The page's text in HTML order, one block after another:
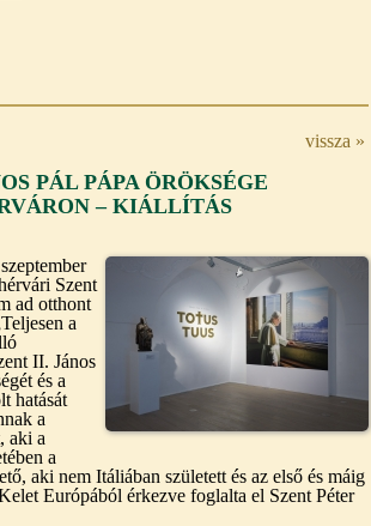
vissza »
PÁL PÁPA ÖRÖKSÉGE
– KIÁLLÍTÁS
Szent
ad otthont
a
II. János
és a
hatását
a
aki a
a
aki nem Itáliában született és az első és máig
Európából érkezve foglalta el Szent Péter